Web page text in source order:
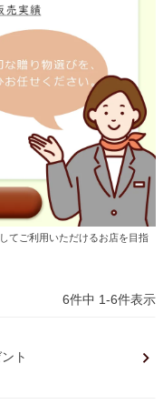
てご利用いただけるお店を目指
6件中 1-6件表示
ト